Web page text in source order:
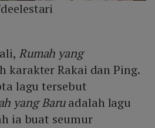
Rumah yang
karakter Rakai dan Ping.
lagu tersebut
yang Baruadalah lagu
ia buat seumur